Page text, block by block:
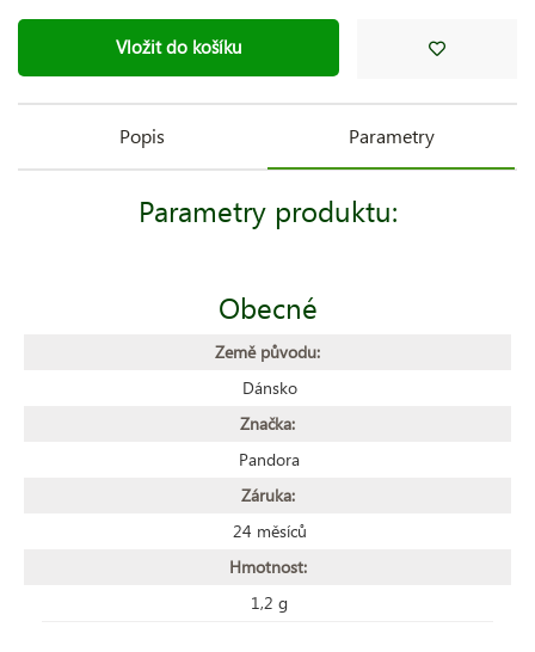
Vložit do košíku
Popis Parametry
Parametry produktu:
Obecné
Země původu:
Dánsko
Značka:
Pandora
Záruka:
24 měsíců
Hmotnost:
1,2 g